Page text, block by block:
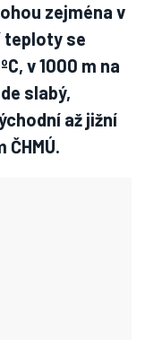
zejména v
teploty se
v 1000 m na
slabý,
až jižní